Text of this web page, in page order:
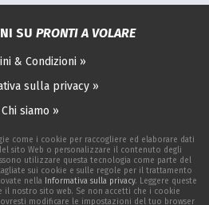
SU PRONTI A VOLARE
& Condizioni »
sulla privacy »
Chi siamo »
come i cookie per raccogliere ed elaborare dati
sito Web o personalizzare il contenuto degli
utilizzare questa tecnologia come parte del
sui cookie e sulle regole per il trattamento
nella Informativa sulla privacy. Leggere queste
nostro sito web. Se non accetti che i cookie
modificare le impostazioni del tuo browser